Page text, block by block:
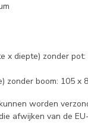
x diepte) zonder pot:
boom: 105 x
worden
afwijken van de